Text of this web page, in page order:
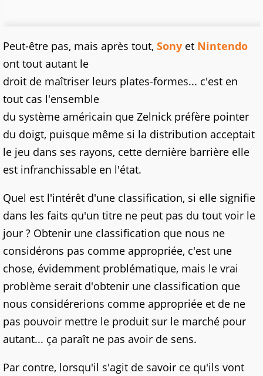
Peut-être pas, mais après tout, Sony et Nintendo
ont tout autant le
droit de maîtriser leurs plates-formes... c'est en
tout cas l'ensemble
du système américain que Zelnick préfère pointer
du doigt, puisque même si la distribution acceptait
le jeu dans ses rayons, cette dernière barrière elle
est infranchissable en l'état.
Quel est l'intérêt d'une classification, si elle signifie
dans les faits qu'un titre ne peut pas du tout voir le
jour ? Obtenir une classification que nous ne
considérons pas comme appropriée, c'est une
chose, évidemment problématique, mais le vrai
problème serait d'obtenir une classification que
nous considérerions comme appropriée et de ne
pas pouvoir mettre le produit sur le marché pour
autant... ça paraît ne pas avoir de sens.
Par contre, lorsqu'il s'agit de savoir ce qu'ils vont